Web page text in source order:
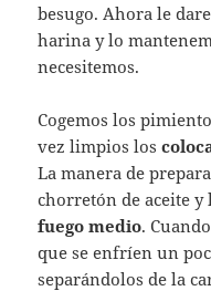
besugo. Ahora le
harina y lo
necesitemos.
Cogemos los
vez limpios los
La manera de
chorretón de aceite y
fuego medio.
que se enfríen un
separándolos de la